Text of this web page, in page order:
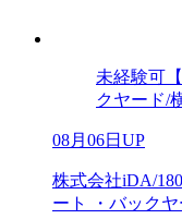
未経験可
クヤード/
08月06日UP
株式会社iDA/
ート ・バック